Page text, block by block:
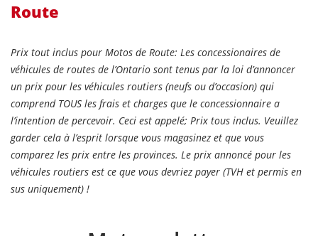
Route
Prix tout inclus pour Motos de Route: Les concessionaires de
véhicules de routes de l’Ontario sont tenus par la loi d’annoncer
un prix pour les véhicules routiers (neufs ou d’occasion) qui
comprend TOUS les frais et charges que le concessionnaire a
l’intention de percevoir. Ceci est appelé; Prix tous inclus. Veuillez
garder cela à l’esprit lorsque vous magasinez et que vous
comparez les prix entre les provinces. Le prix annoncé pour les
véhicules routiers est ce que vous devriez payer (TVH et permis en
sus uniquement) !